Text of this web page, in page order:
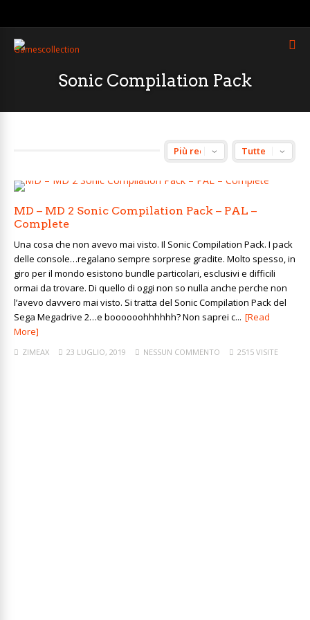
Sonic Compilation Pack
MD – MD 2 Sonic Compilation Pack – PAL –
Complete
Una cosa che non avevo mai visto. Il Sonic Compilation Pack. I pack
delle console…regalano sempre sorprese gradite. Molto spesso, in
giro per il mondo esistono bundle particolari, esclusivi e difficili
ormai da trovare. Di quello di oggi non so nulla anche perche non
l’avevo davvero mai visto. Si tratta del Sonic Compilation Pack del
Sega Megadrive 2…e boooooohhhhhh? Non saprei c... [Read
More]
ZIMEAX 23 LUGLIO, 2019 NESSUN COMMENTO 2515 VISITE